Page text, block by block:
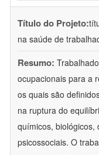
Título do Projeto:
na saúde de
Resumo:
ocupacionais para a
os quais são
na ruptura do
químicos, biológicos,
psicossociais. O